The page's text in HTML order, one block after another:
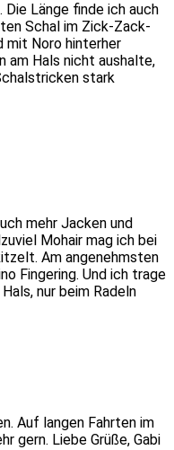
Die Länge finde ich auch
Schal im Zick-Zack-
mit Noro hinterher
am Hals nicht aushalte,
stark
mehr Jacken und
Mohair mag ich bei
Am angenehmsten
Fingering. Und ich trage
nur beim Radeln
Auf langen Fahrten im
gern. Liebe Grüße, Gabi